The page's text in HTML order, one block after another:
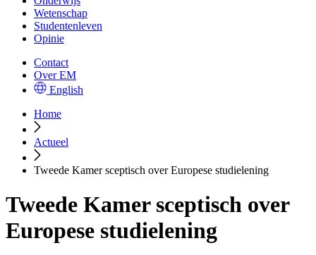
Wetenschap
Studentenleven
Opinie
Contact
Over EM
English
Home
Actueel
Tweede Kamer sceptisch over Europese studielening
Tweede Kamer sceptisch over
Europese studielening